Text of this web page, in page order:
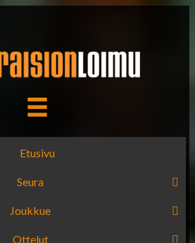
Etusivu
Seura
Joukkue
Ottelut